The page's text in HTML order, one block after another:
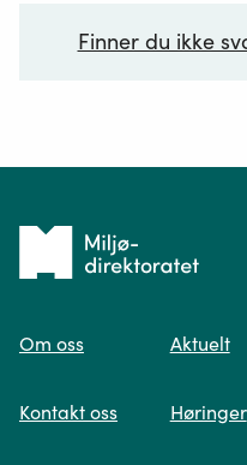
Finner du ikke
Spør oss
Tilbake
forsiden
Om oss
Kontakt oss
Aktuelt
Høringer